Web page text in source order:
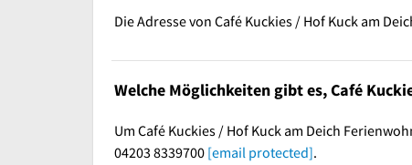
Die Adresse von Café Kuckies / Hof Kuck am
Welche Möglichkeiten gibt es, Café
Um Café Kuckies / Hof Kuck am Deich
04203 8339700 [email protected].